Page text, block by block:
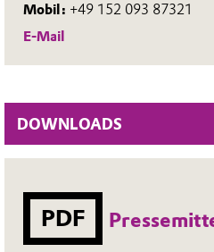
Mobil: +49 152 093 87321
E-Mail
DOWNLOADS
PDF